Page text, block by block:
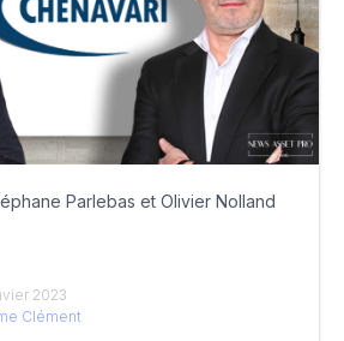
Parlebas et Olivier Nolland
2023
Clément